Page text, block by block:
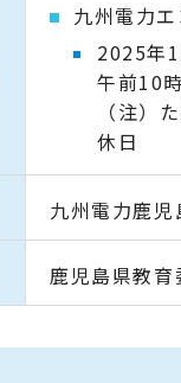
九州電力
2025年
午前10
（注）
休日
九州電力鹿
鹿児島県教育